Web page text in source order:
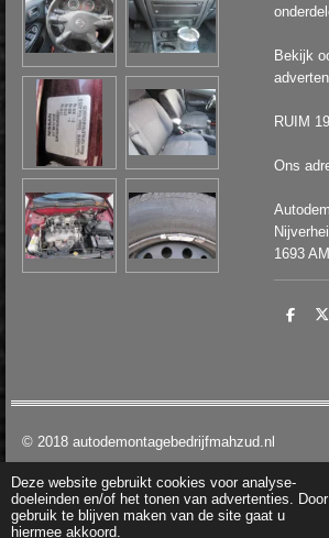
Deze website gebruikt cookies voor analyse-
doeleinden en/of het tonen van advertenties. Door
gebruik te blijven maken van de site gaat u
hiermee akkoord.
Bekijk
RUIM
Ons
1693
D
D
© 2018 autodemontagebedrijfmahzud.nl